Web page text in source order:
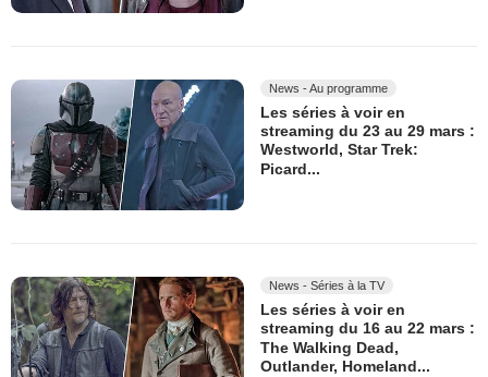
News - Au programme
Les séries à voir en
streaming du 23 au 29 mars :
Westworld, Star Trek:
Picard...
News - Séries à la TV
Les séries à voir en
streaming du 16 au 22 mars :
The Walking Dead,
Outlander, Homeland...